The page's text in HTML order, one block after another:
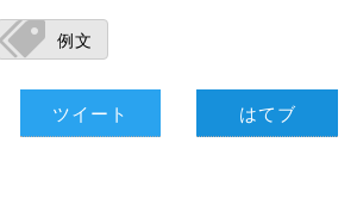
例文
ツイート はてブ